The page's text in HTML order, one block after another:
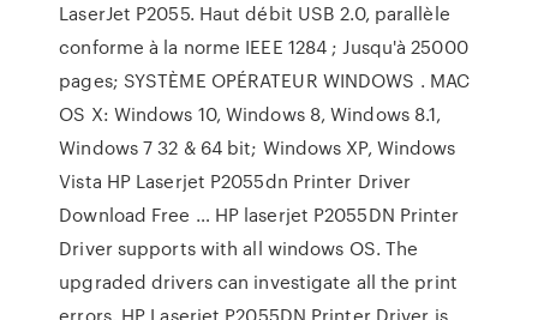
LaserJet P2055. Haut débit USB 2.0, parallèle
conforme à la norme IEEE 1284 ; Jusqu'à 25000
pages; SYSTÈME OPÉRATEUR WINDOWS . MAC
OS X: Windows 10, Windows 8, Windows 8.1,
Windows 7 32 & 64 bit; Windows XP, Windows
Vista HP Laserjet P2055dn Printer Driver
Download Free … HP laserjet P2055DN Printer
Driver supports with all windows OS. The
upgraded drivers can investigate all the print
errors. HP Laserjet P2055DN Printer Driver is